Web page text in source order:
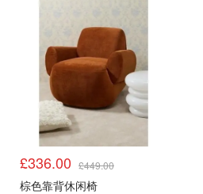
£336.00 £449.00
棕色靠背休闲椅